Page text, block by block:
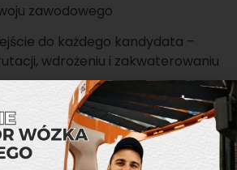
zawodowego
do każdego kandydata –
wdrożeniu i zakwaterowaniu
która od ponad
się w branży
Polski i Niemiec.